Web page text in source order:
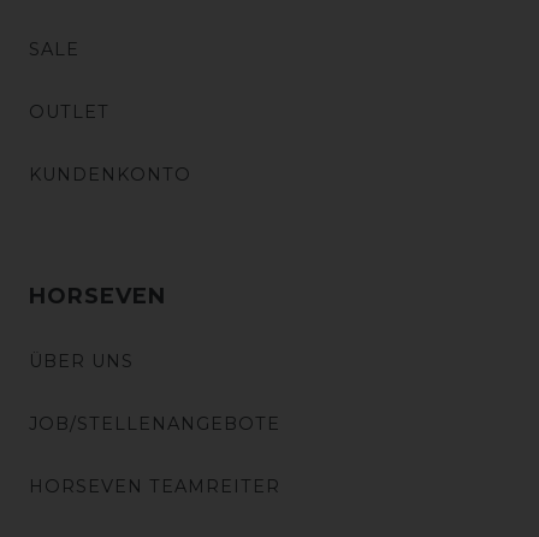
SALE
OUTLET
KUNDENKONTO
HORSEVEN
ÜBER UNS
JOB/STELLENANGEBOTE
HORSEVEN TEAMREITER